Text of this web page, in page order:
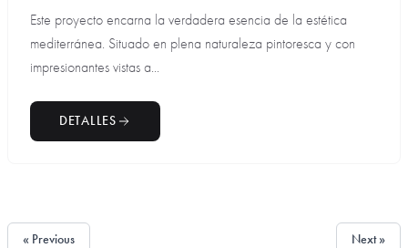
Este proyecto encarna la verdadera esencia de la estética
mediterránea. Situado en plena naturaleza pintoresca y con
impresionantes vistas a...
DETALLES
« Previous Next »